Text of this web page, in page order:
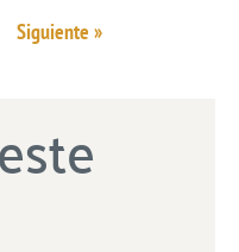
Siguiente »